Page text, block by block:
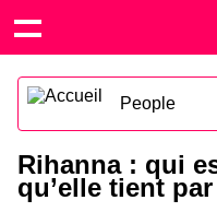
People
Rihanna : qui
qu’elle tient